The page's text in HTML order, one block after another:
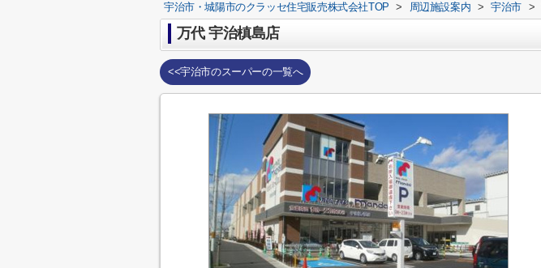
宇治市・城陽市のクラッセ住宅販売株式会社TOP > 周辺施設案内 > 宇治市 >
万代 宇治槙島店
<<宇治市のスーパーの一覧へ